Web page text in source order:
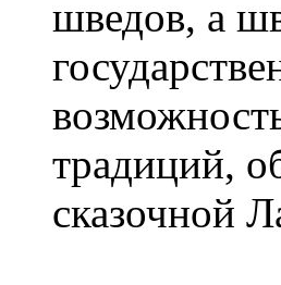
шведов, а
традиций,
сказочной